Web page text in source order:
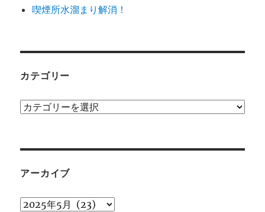
喫煙所水溜まり解消！
カテゴリー
カ
ー
アーカイブ
ア